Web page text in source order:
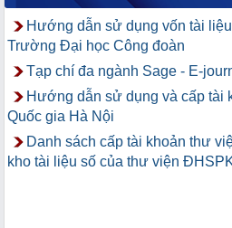
Hướng dẫn sử dụng vốn tài
Trường Đại học Công đoàn
Tạp chí đa ngành Sage - E-
Hướng dẫn sử dụng và cấp tài
Quốc gia Hà Nội
Danh sách cấp tài khoản thư
kho tài liệu số của thư viện